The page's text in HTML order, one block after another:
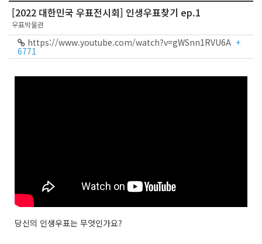
[2022 대한민국 우표전시회] 인생우표찾기 ep.1
우표박물관
https://www.youtube.com/watch?v=gWSnn1RVU6A +
6771
당신의 인생우표는 무엇인가요?